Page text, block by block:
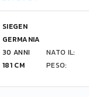
SIEGEN
GERMANIA
30 ANNI NATO IL:
181 CM PESO: